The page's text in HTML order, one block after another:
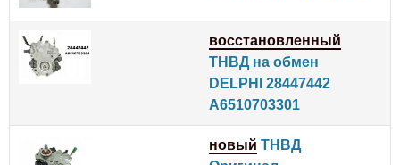
восстановленный
ТНВД на обмен
DELPHI 28447442
A6510703301
новый ТНВД